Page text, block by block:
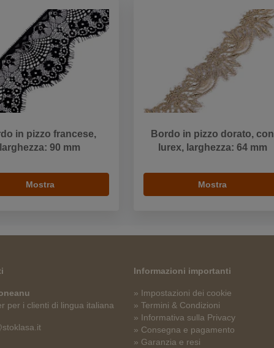
in pizzo francese,
larghezza: 90 mm
Mostra
Bordo in pizzo dorato, con
lurex, larghezza: 64 mm
Mostra
per i clienti di lingua italiana
Informazioni importanti
» Impostazioni dei cookie
» Termini & Condizioni
» Informativa sulla Privacy
» Consegna e pagamento
» Garanzia e resi